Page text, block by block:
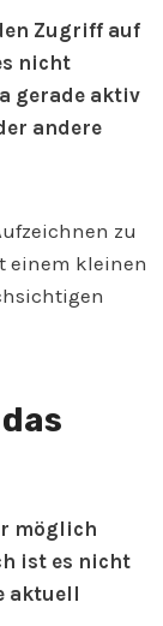
Zugriff auf
nicht
gerade aktiv
andere
zu
einem kleinen
möglich
ist es nicht
aktuell